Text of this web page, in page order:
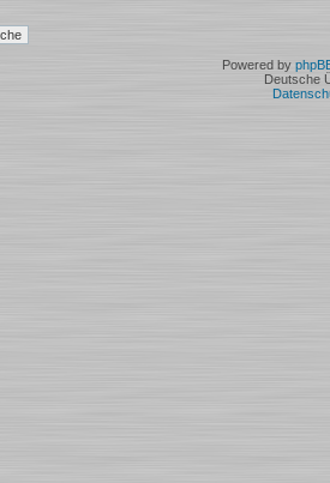
Powered by
Deutsche